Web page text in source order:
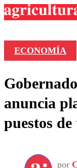
ECONOMÍA
anuncia
puestos
por